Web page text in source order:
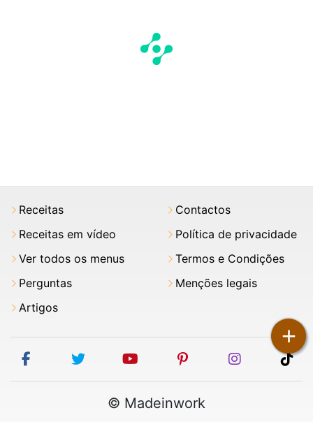
+
Receitas
Receitas em vídeo
Ver todos os menus
Perguntas
Artigos
Contactos
Política de privacidade
Termos e Condições
Menções legais
facebooktwitter youtubepinterestinstagram
© Madeinwork